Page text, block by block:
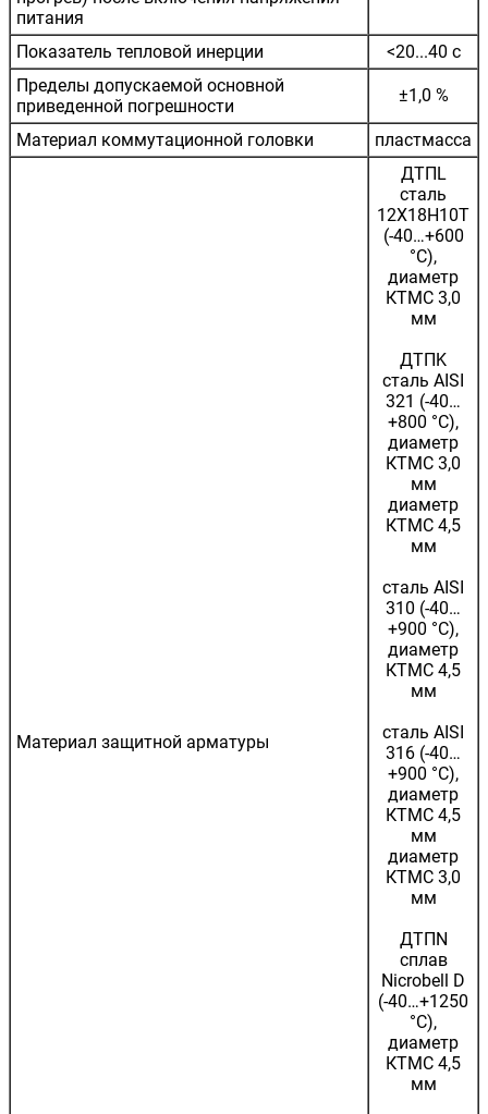
питания
Показатель тепловой инерции
<20...40 с
Пределы допускаемой основной
приведенной погрешности
±1,0 %
Материал коммутационной головки пластмасса
Материал защитной арматуры
ДТПL
сталь
12Х18Н10Т
(-40…+600
°С),
диаметр
КТМС 3,0
мм
ДТПK
сталь AISI
321 (-40…
+800 °С),
диаметр
КТМС 3,0
мм
диаметр
КТМС 4,5
мм
сталь AISI
310 (-40…
+900 °С),
диаметр
КТМС 4,5
мм
сталь AISI
316 (-40…
+900 °С),
диаметр
КТМС 4,5
мм
диаметр
КТМС 3,0
мм
ДТПN
сплав
Nicrobell D
(-40…+1250
°С),
диаметр
КТМС 4,5
мм